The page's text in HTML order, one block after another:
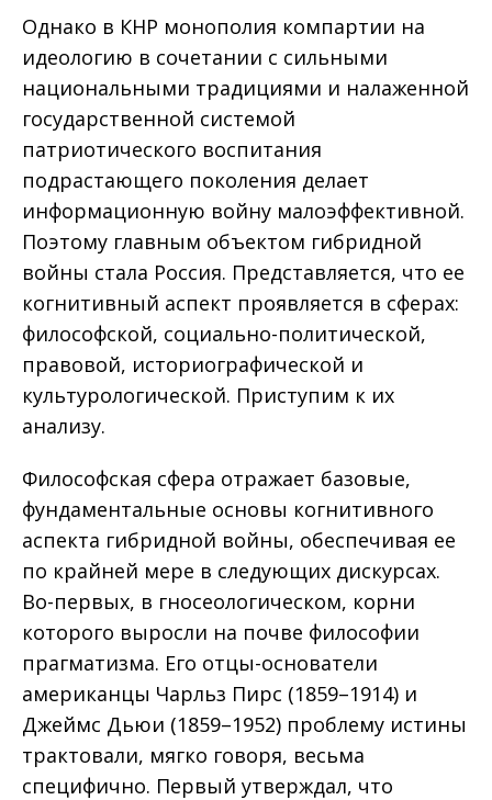
Однако в КНР монополия компартии на
идеологию в сочетании с сильными
национальными традициями и налаженной
государственной системой
патриотического воспитания
подрастающего поколения делает
информационную войну малоэффективной.
Поэтому главным объектом гибридной
войны стала Россия. Представляется, что ее
когнитивный аспект проявляется в сферах:
философской, социально-политической,
правовой, историографической и
культурологической. Приступим к их
анализу.
Философская сфера отражает базовые,
фундаментальные основы когнитивного
аспекта гибридной войны, обеспечивая ее
по крайней мере в следующих дискурсах.
Во-первых, в гносеологическом, корни
которого выросли на почве философии
прагматизма. Его отцы-основатели
американцы Чарльз Пирс (1859–1914) и
Джеймс Дьюи (1859–1952) проблему истины
трактовали, мягко говоря, весьма
специфично. Первый утверждал, что